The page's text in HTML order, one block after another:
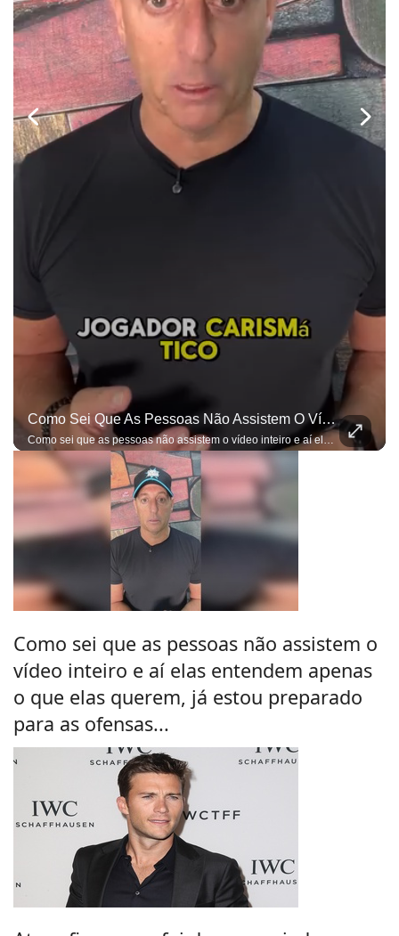
Como Sei Que As Pessoas Não Assistem O Vídeo Inteiro E Aí Elas Entendem Apenas O Que Elas Querem, Já Estou Preparado Para As Ofensas...
Como sei que as pessoas não assistem o vídeo inteiro e aí elas entendem apenas o que elas querem, já estou preparado para as ofensas e bobagens do gênero...
Como sei que as pessoas não assistem o
vídeo inteiro e aí elas entendem apenas
o que elas querem, já estou preparado
para as ofensas...